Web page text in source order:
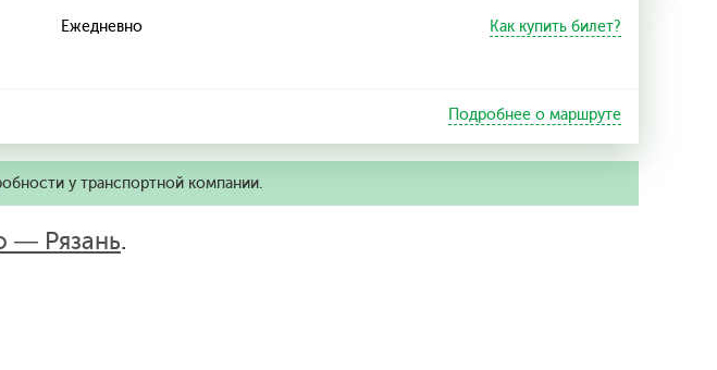
Ежедневно Как купить билет?
Подробнее о маршруте
у транспортной компании.
— Рязань.